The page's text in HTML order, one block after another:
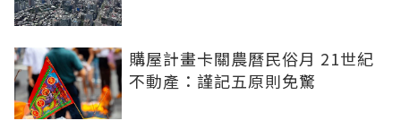
購屋計畫卡關農曆民俗月 21世紀
不動產：謹記五原則免驚